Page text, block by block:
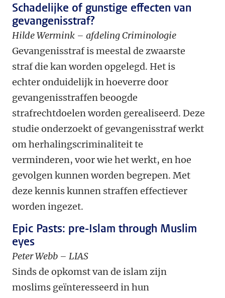
Schadelijke of gunstige effecten van
gevangenisstraf?
Hilde Wermink – afdeling Criminologie
Gevangenisstraf is meestal de zwaarste
straf die kan worden opgelegd. Het is
echter onduidelijk in hoeverre door
gevangenisstraffen beoogde
strafrechtdoelen worden gerealiseerd. Deze
studie onderzoekt of gevangenisstraf werkt
om herhalingscriminaliteit te
verminderen, voor wie het werkt, en hoe
gevolgen kunnen worden begrepen. Met
deze kennis kunnen straffen effectiever
worden ingezet.
Epic Pasts: pre-Islam through Muslim
eyes
Peter Webb – LIAS
Sinds de opkomst van de islam zijn
moslims geïnteresseerd in hun